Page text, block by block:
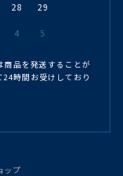
28 29
4 5
商品を発送することが
時間お受けしており
ップ